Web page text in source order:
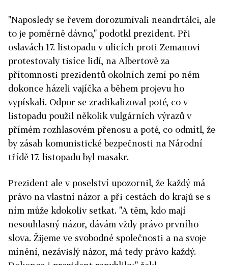
"Naposledy se řevem dorozumívali neandrtálci, ale
to je poměrně dávno," podotkl prezident. Při
oslavách 17. listopadu v ulicích proti Zemanovi
protestovaly tisíce lidí, na Albertově za
přítomnosti prezidentů okolních zemí po něm
dokonce házeli vajíčka a během projevu ho
vypískali. Odpor se zradikalizoval poté, co v
listopadu použil několik vulgárních výrazů v
přímém rozhlasovém přenosu a poté, co odmítl, že
by zásah komunistické bezpečnosti na Národní
třídě 17. listopadu byl masakr.
Prezident ale v poselství upozornil, že každý má
právo na vlastní názor a při cestách do krajů se s
ním může kdokoliv setkat. "A těm, kdo mají
nesouhlasný názor, dávám vždy právo prvního
slova. Žijeme ve svobodné společnosti a na svoje
mínění, nezávislý názor, má tedy právo každý.